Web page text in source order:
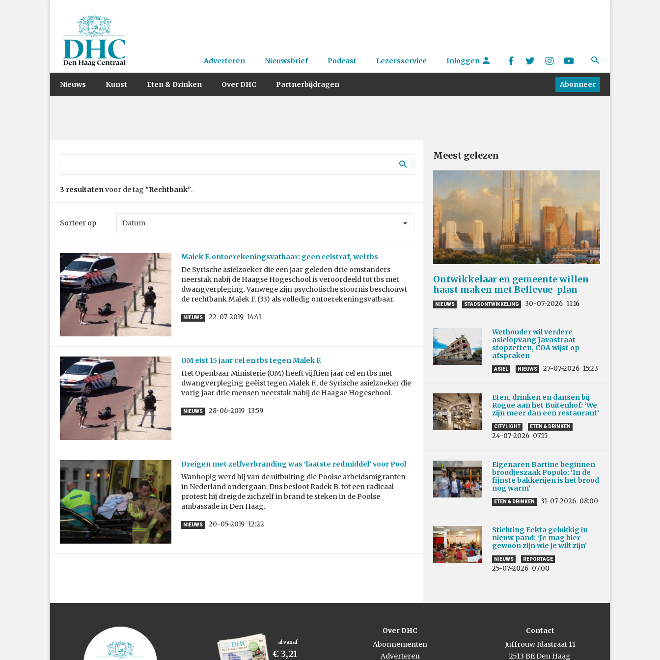
Adverteren Nieuwsbrief Podcast Lezersservice Inloggen
Nieuws Kunst Eten & Drinken Over DHC Partnerbijdragen Abonneer
3 resultatenvoor de tag "Rechtbank".
Sorteer op
Malek F. ontoerekeningsvatbaar: geen celstraf, wel tbs
De Syrische asielzoeker die een jaar geleden drie omstanders
neerstak nabij de Haagse Hogeschool is veroordeeld tot tbs met
dwangverpleging. Vanwege zijn psychotische stoornis beschouwt
de rechtbank Malek F. (33) als volledig ontoerekeningsvatbaar.
NIEUWS 22-07-2019 14:41
OM eist 15 jaar cel en tbs tegen Malek F.
Het Openbaar Ministerie (OM) heeft vijftien jaar cel en tbs met
dwangverpleging geëist tegen Malek F., de Syrische asielzoeker die
vorig jaar drie mensen neerstak nabij de Haagse Hogeschool.
NIEUWS 28-06-2019 13:59
Dreigen met zelfverbranding was ‘laatste redmiddel’ voor Pool
Wanhopig werd hij van de uitbuiting die Poolse arbeidsmigranten
in Nederland ondergaan. Dus besloot Radek B. tot een radicaal
protest: hij dreigde zichzelf in brand te steken in de Poolse
ambassade in Den Haag.
NIEUWS 20-05-2019 12:22
Meest gelezen
Ontwikkelaar en gemeente willen
haast maken met Bellevue-plan
NIEUWS STADSONTWIKKELING 30-07-2026 11:16
Wethouder wil verdere
asielopvang Javastraat
stopzetten, COA wijst op
afspraken
ASIEL NIEUWS 27-07-2026 15:23
Eten, drinken en dansen bij
Rogue aan het Buitenhof: ‘We
zijn meer dan een restaurant’
CITYLIGHT ETEN & DRINKEN
24-07-2026 07:15
Eigenaren Bartine beginnen
broodjeszaak Popolo: ‘In de
fijnste bakkerijen is het brood
nog warm’
ETEN & DRINKEN 31-07-2026 08:00
Stichting Eekta gelukkig in
nieuw pand: ‘Je mag hier
gewoon zijn wie je wilt zijn’
NIEUWS REPORTAGE
25-07-2026 07:00
al vanaf
€ 3,21
Over DHC
Abonnementen
Adverteren
Contact
Juffrouw Idastraat 11
2513 BE Den Haag